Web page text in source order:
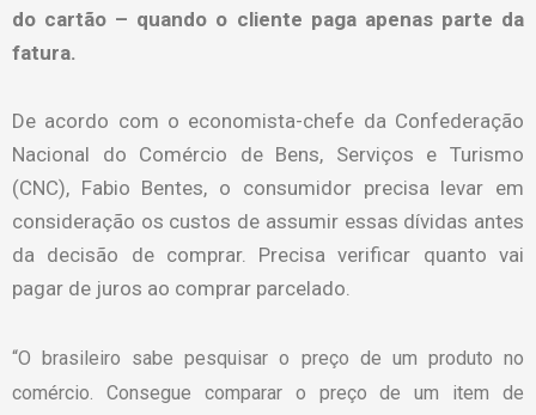
do cartão – quando o cliente paga apenas parte da
fatura.
De acordo com o economista-chefe da Confederação
Nacional do Comércio de Bens, Serviços e Turismo
(CNC), Fabio Bentes, o consumidor precisa levar em
consideração os custos de assumir essas dívidas antes
da decisão de comprar. Precisa verificar quanto vai
pagar de juros ao comprar parcelado.
“O brasileiro sabe pesquisar o preço de um produto no
comércio. Consegue comparar o preço de um item de